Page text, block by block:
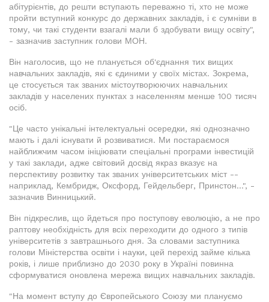
абітурієнтів, до решти вступають переважно ті, хто не може
пройти вступний конкурс до державних закладів, і є сумніви в
тому, чи такі студенти взагалі мали б здобувати вищу освіту",
- зазначив заступник голови МОН.
Він наголосив, що не планується об'єднання тих вищих
навчальних закладів, які є єдиними у своїх містах. Зокрема,
це стосується так званих містоутворюючих навчальних
закладів у населених пунктах з населенням менше 100 тисяч
осіб.
"Це часто унікальні інтелектуальні осередки, які однозначно
мають і далі існувати й розвиватися. Ми постараємося
найближчим часом ініціювати спеціальні програми інвестицій
у такі заклади, адже світовий досвід якраз вказує на
перспективу розвитку так званих університетських міст --
наприклад, Кембридж, Оксфорд, Гейдельберг, Принстон...", -
зазначив Винницький.
Він підкреслив, що йдеться про поступову еволюцію, а не про
раптову необхідність для всіх переходити до одного з типів
університетів з завтрашнього дня. За словами заступника
голови Міністерства освіти і науки, цей перехід займе кілька
років, і лише приблизно до 2030 року в Україні повинна
сформуватися оновлена мережа вищих навчальних закладів.
"На момент вступу до Європейського Союзу ми плануємо